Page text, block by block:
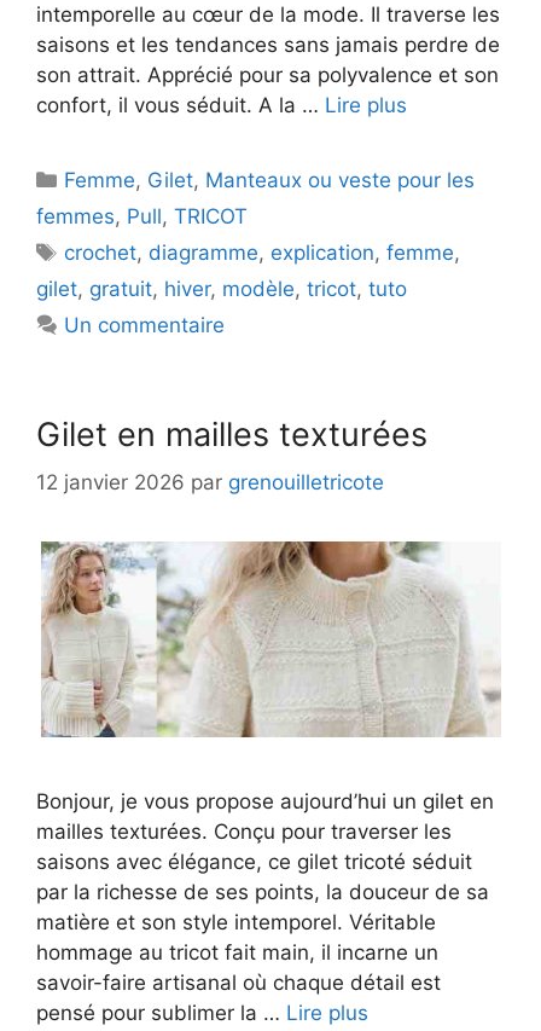
intemporelle au cœur de la mode. Il traverse les
saisons et les tendances sans jamais perdre de
son attrait. Apprécié pour sa polyvalence et son
confort, il vous séduit. A la … Lire plus
Catégories
Femme, Gilet, Manteaux ou veste pour les
femmes, Pull, TRICOT
Étiquettes
crochet, diagramme, explication,femme,
gilet, gratuit, hiver, modèle, tricot, tuto
Un commentaire
Gilet en mailles texturées
12 janvier 2026 par grenouilletricote
Bonjour, je vous propose aujourd’hui un gilet en
mailles texturées. Conçu pour traverser les
saisons avec élégance, ce gilet tricoté séduit
par la richesse de ses points, la douceur de sa
matière et son style intemporel. Véritable
hommage au tricot fait main, il incarne un
savoir-faire artisanal où chaque détail est
pensé pour sublimer la … Lire plus